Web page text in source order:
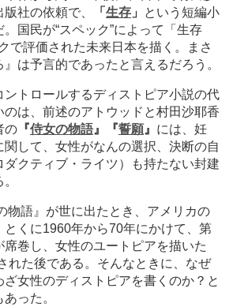
社の依頼で、
「 生存 」
という短編小
国民が“スペック”によって「生存
で評価された未来日本を描く。まさ
は予言的であったと言えるだろう。
トロールするディストピア小説の代
は、前述のアトウッドと村田沙耶香
の 『侍女の物語』『誓願』 には、妊
して、女性がなんの選択、決断の自
ダクティブ・ライツ）も持たない封建
語』が世に出たとき、アメリカの
とくに1960年から70年にかけて、第
席巻し、女性のユートピアを描いた
れた後である。そんなときに、なぜ
女性のディストピアを書くのか？と
った。